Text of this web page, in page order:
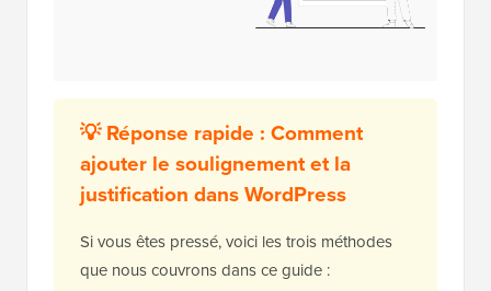
💡 Réponse rapide : Comment
ajouter le soulignement et la
justification dans WordPress
Si vous êtes pressé, voici les trois méthodes
que nous couvrons dans ce guide :